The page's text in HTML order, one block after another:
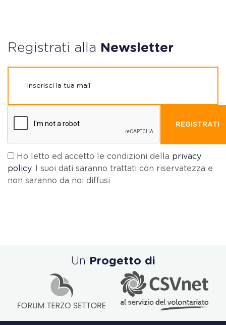
Registrati alla Newsletter
REGISTRATI
Ho letto ed accetto le condizioni della privacy
policy. I suoi dati saranno trattati con riservatezza e
non saranno da noi diffusi
Un Progetto di